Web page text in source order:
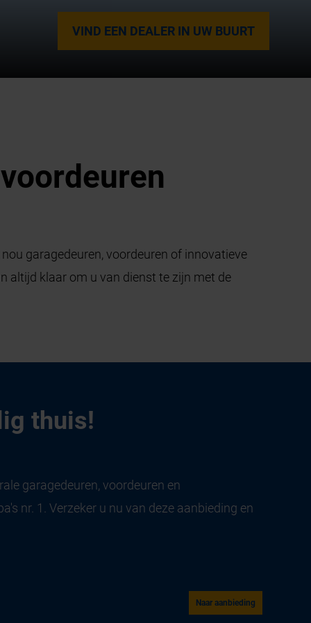
VIND EEN DEALER IN UW BUURT
garagedeuren, voordeuren of innovatieve
altijd klaar om u van dienst te zijn met de
thuis!
garagedeuren, voordeuren en
nr. 1. Verzeker u nu van deze aanbieding en
Naar aanbieding